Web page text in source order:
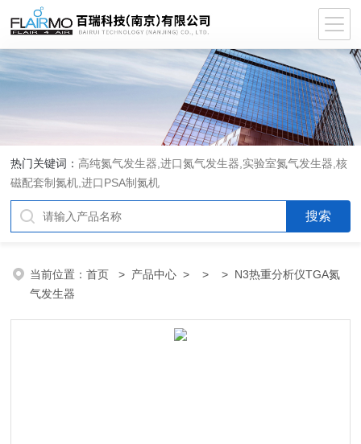
热门关键词： 高纯氮气发生器,进口氮气发生器,实验室氮气发生器,核
磁配套制氮机,进口PSA制氮机
当前位置：首页 > 产品中心 > > > N3热重分析仪TGA氮
气发生器